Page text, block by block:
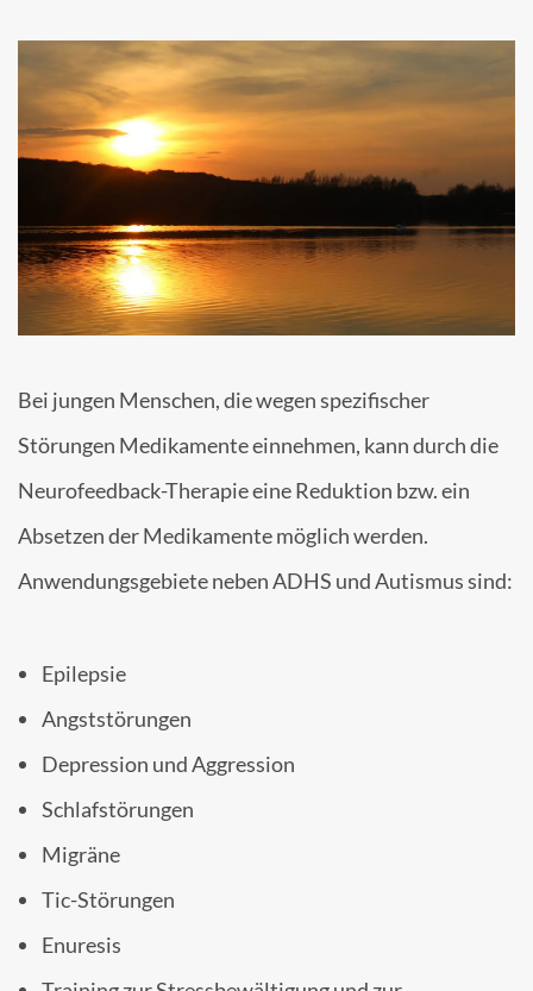
Bei jungen Menschen, die wegen spezifischer
Störungen Medikamente einnehmen, kann durch die
Neurofeedback-Therapie eine Reduktion bzw. ein
Absetzen der Medikamente möglich werden.
Anwendungsgebiete neben ADHS und Autismus sind:
Epilepsie
Angststörungen
Depression und Aggression
Schlafstörungen
Migräne
Tic-Störungen
Enuresis